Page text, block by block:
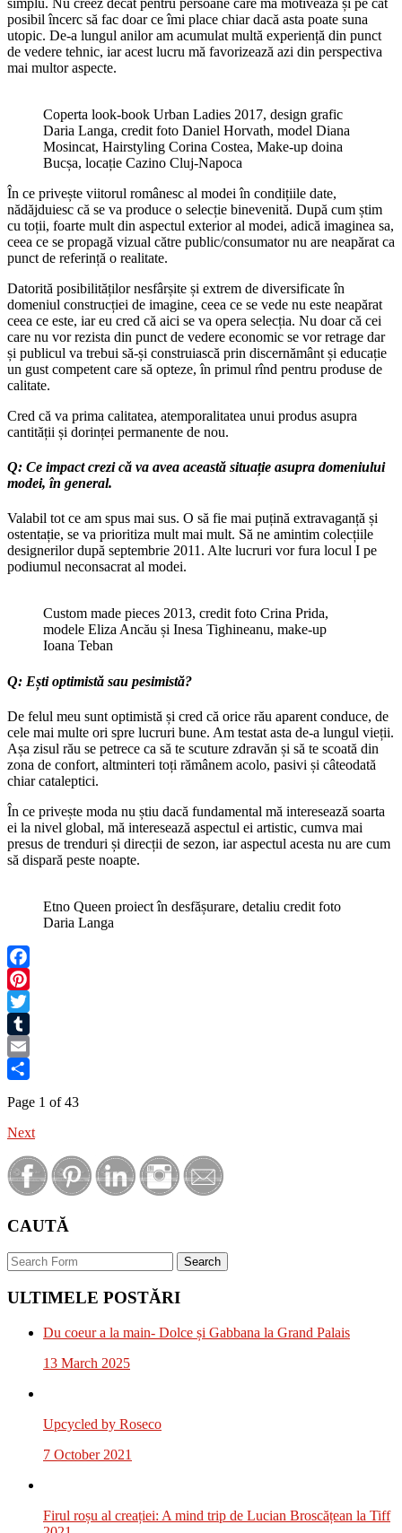
posibil încerc să fac doar ce îmi place chiar dacă asta poate suna
utopic. De-a lungul anilor am acumulat multă experiență din punct
de vedere tehnic, iar acest lucru mă favorizează azi din perspectiva
mai multor aspecte.
Coperta look-book Urban Ladies 2017, design grafic
Daria Langa, credit foto Daniel Horvath, model Diana
Mosincat, Hairstyling Corina Costea, Make-up doina
Bucșa, locație Cazino Cluj-Napoca
În ce privește viitorul românesc al modei în condițiile date,
nădăjduiesc că se va produce o selecție binevenită. După cum știm
cu toții, foarte mult din aspectul exterior al modei, adică imaginea sa,
ceea ce se propagă vizual către public/consumator nu are neapărat ca
punct de referință o realitate.
Datorită posibilităților nesfârșite și extrem de diversificate în
domeniul construcției de imagine, ceea ce se vede nu este neapărat
ceea ce este, iar eu cred că aici se va opera selecția. Nu doar că cei
care nu vor rezista din punct de vedere economic se vor retrage dar
și publicul va trebui să-și construiască prin discernământ și educație
un gust competent care să opteze, în primul rînd pentru produse de
calitate.
Cred că va prima calitatea, atemporalitatea unui produs asupra
cantității și dorinței permanente de nou.
Q: Ce impact crezi că va avea această situație asupra domeniului
modei, în general.
Valabil tot ce am spus mai sus. O să fie mai puțină extravaganță și
ostentație, se va prioritiza mult mai mult. Să ne amintim colecțiile
designerilor după septembrie 2011. Alte lucruri vor fura locul I pe
podiumul neconsacrat al modei.
Custom made pieces 2013, credit foto Crina Prida,
modele Eliza Ancău și Inesa Tighineanu, make-up
Ioana Teban
Q: Ești optimistă sau pesimistă?
De felul meu sunt optimistă și cred că orice rău aparent conduce, de
cele mai multe ori spre lucruri bune. Am testat asta de-a lungul vieții.
Așa zisul rău se petrece ca să te scuture zdravăn și să te scoată din
zona de confort, altminteri toți rămânem acolo, pasivi și câteodată
chiar cataleptici.
În ce privește moda nu știu dacă fundamental mă interesează soarta
ei la nivel global, mă interesează aspectul ei artistic, cumva mai
presus de trenduri și direcții de sezon, iar aspectul acesta nu are cum
să dispară peste noapte.
Etno Queen proiect în desfășurare, detaliu credit foto
Daria Langa
Facebook
Pinterest
Twitter
Tumblr
Email
Page 1 of 43
Next
CAUTĂ
Search
ULTIMELE POSTĂRI
Du coeur a la main- Dolce și Gabbana la Grand Palais
13 March 2025
Upcycled by Roseco
7 October 2021
Firul roșu al creației: A mind trip de Lucian Broscățean la Tiff